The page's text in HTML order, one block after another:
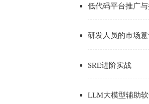
低代码平台推广
SRE进阶实战